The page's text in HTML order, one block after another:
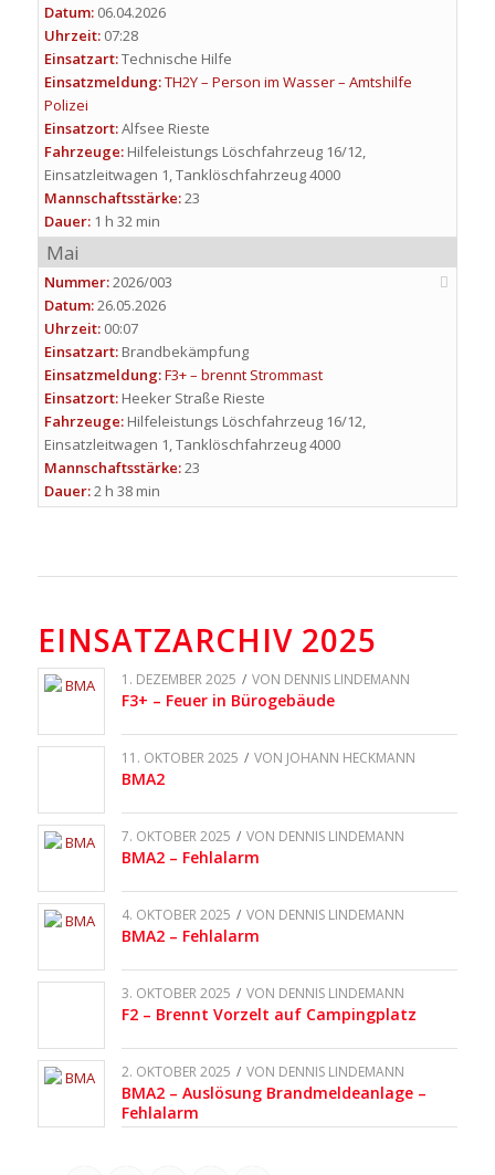
Datum:06.04.2026
Uhrzeit:07:28
Einsatzart:Technische Hilfe
Einsatzmeldung:TH2Y – Person im Wasser – Amtshilfe
Polizei
Einsatzort:Alfsee Rieste
Fahrzeuge:Hilfeleistungs Löschfahrzeug 16/12,
Einsatzleitwagen 1, Tanklöschfahrzeug 4000
Mannschaftsstärke:23
Dauer:1 h 32 min
Mai
Nummer:2026/003
Datum:26.05.2026
Uhrzeit:00:07
Einsatzart:Brandbekämpfung
Einsatzmeldung:F3+ – brennt Strommast
Einsatzort:Heeker Straße Rieste
Fahrzeuge:Hilfeleistungs Löschfahrzeug 16/12,
Einsatzleitwagen 1, Tanklöschfahrzeug 4000
Mannschaftsstärke:23
Dauer:2 h 38 min
EINSATZARCHIV 2025
1. DEZEMBER 2025 / VON DENNIS LINDEMANN
F3+ – Feuer in Bürogebäude
11. OKTOBER 2025 / VON JOHANN HECKMANN
BMA2
7. OKTOBER 2025 / VON DENNIS LINDEMANN
BMA2 – Fehlalarm
4. OKTOBER 2025 / VON DENNIS LINDEMANN
BMA2 – Fehlalarm
3. OKTOBER 2025 / VON DENNIS LINDEMANN
F2 – Brennt Vorzelt auf Campingplatz
2. OKTOBER 2025 / VON DENNIS LINDEMANN
BMA2 – Auslösung Brandmeldeanlage –
Fehlalarm